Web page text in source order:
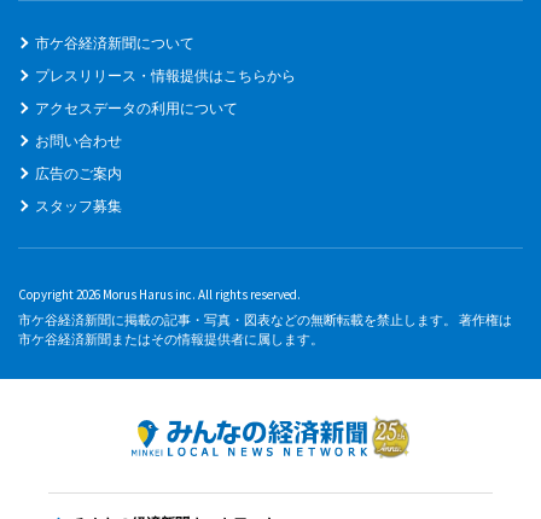
市ケ谷経済新聞について
プレスリリース・情報提供はこちらから
アクセスデータの利用について
お問い合わせ
広告のご案内
スタッフ募集
Copyright 2026 Morus Harus inc. All rights reserved.
市ケ谷経済新聞に掲載の記事・写真・図表などの無断転載を禁止します。 著作権は
市ケ谷経済新聞またはその情報提供者に属します。